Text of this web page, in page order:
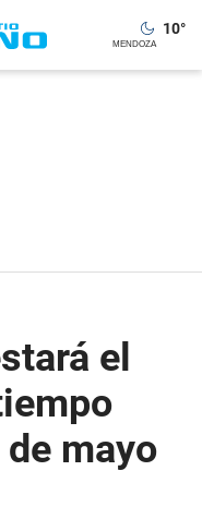
10°
el
mayo